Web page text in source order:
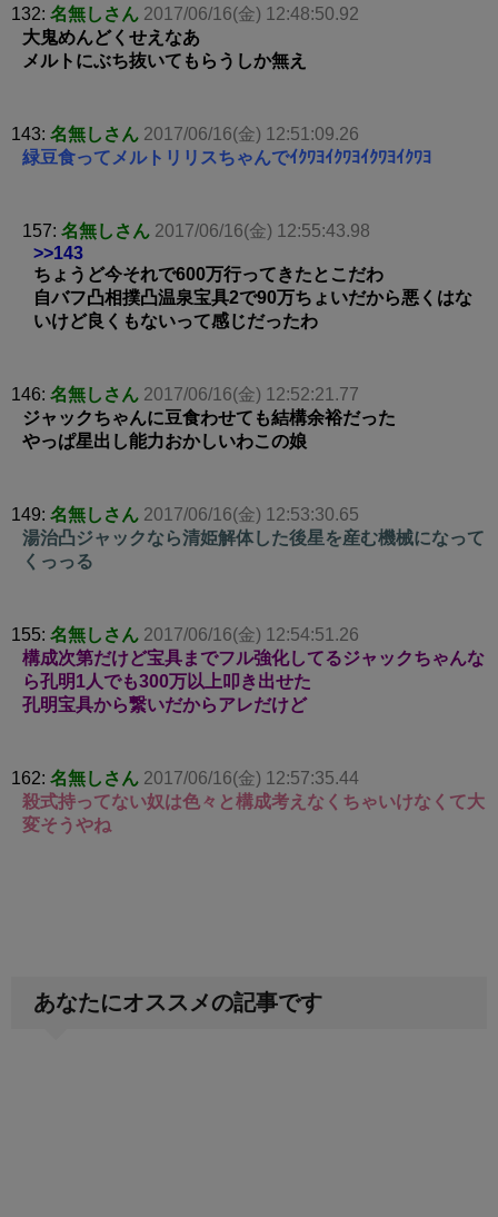
132: 名無しさん 2017/06/16(金) 12:48:50.92
大鬼めんどくせえなあ
メルトにぶち抜いてもらうしか無え
143: 名無しさん 2017/06/16(金) 12:51:09.26
緑豆食ってメルトリリスちゃんでｲｸﾜﾖｲｸﾜﾖｲｸﾜﾖｲｸﾜﾖ
157: 名無しさん 2017/06/16(金) 12:55:43.98
>>143
ちょうど今それで600万行ってきたとこだわ
自バフ凸相撲凸温泉宝具2で90万ちょいだから悪くはな
いけど良くもないって感じだったわ
146: 名無しさん 2017/06/16(金) 12:52:21.77
ジャックちゃんに豆食わせても結構余裕だった
やっぱ星出し能力おかしいわこの娘
149: 名無しさん 2017/06/16(金) 12:53:30.65
湯治凸ジャックなら清姫解体した後星を産む機械になって
くっっる
155: 名無しさん 2017/06/16(金) 12:54:51.26
構成次第だけど宝具までフル強化してるジャックちゃんな
ら孔明1人でも300万以上叩き出せた
孔明宝具から繋いだからアレだけど
162: 名無しさん 2017/06/16(金) 12:57:35.44
殺式持ってない奴は色々と構成考えなくちゃいけなくて大
変そうやね
あなたにオススメの記事です